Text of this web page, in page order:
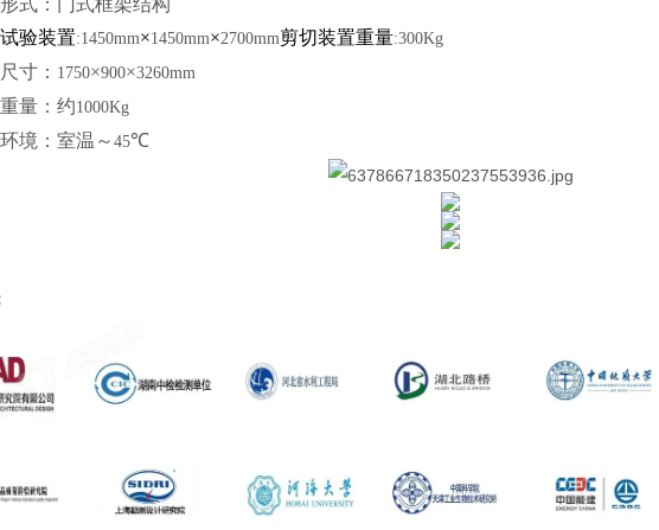
式：门式框架结构
验装置:1450mm×1450mm×2700mm剪切装置重量:300Kg
寸： 1750×900×3260mm
量：约1000Kg
境：室温～ 45℃